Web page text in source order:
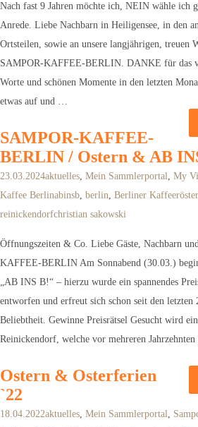
Nach fast 9 Jahren möchte ich, NEIN wähle ich
Anrede. Liebe Nachbarn in Heiligensee, in den
Ortsteilen, sowie an unsere langjährigen, treuen
SAMPOR-KAFFEE-BERLIN. DANKE für das
Worte und schönen Momente in den letzten
etwas auf und …
SAMPOR-KAFFEE-
BERLIN / Ostern & AB
23.03.2024aktuelles, Mein Sammlerportal, My
Kaffee Berlinabinsb, berlin, Berliner
reinickendorfchristian sakowski
Öffnungszeiten & Co. Liebe Gäste, Nachbarn
KAFFEE-BERLIN Am Sonnabend (30.03.)
„AB INS B!“ – hierzu wurde ein spannendes
entworfen und erfreut sich schon seit den letzten
Beliebtheit. Gewinne Preisrätsel Gesucht wird
Reinickendorf, welche vor mehreren
Ostern & Osterferien
`22
18.04.2022aktuelles, Mein Sammlerportal,